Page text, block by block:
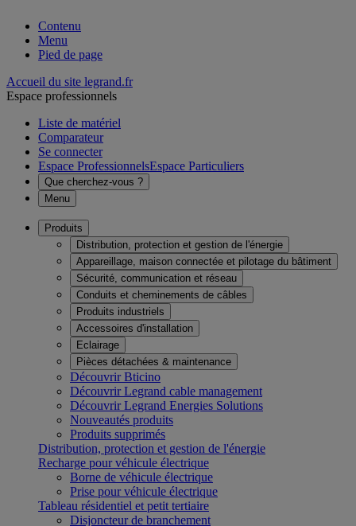
Contenu
Menu
Pied de page
Accueil du site legrand.fr
Espace professionnels
Liste de matériel
Comparateur
Se connecter
Espace ProfessionnelsEspace Particuliers
Que cherchez-vous ?
Menu
Produits
Distribution, protection et gestion de l'énergie
Appareillage, maison connectée et pilotage du bâtiment
Sécurité, communication et réseau
Conduits et cheminements de câbles
Produits industriels
Accessoires d'installation
Eclairage
Pièces détachées & maintenance
Découvrir Bticino
Découvrir Legrand cable management
Découvrir Legrand Energies Solutions
Nouveautés produits
Produits supprimés
Distribution, protection et gestion de l'énergie
Recharge pour véhicule électrique
Borne de véhicule électrique
Prise pour véhicule électrique
Tableau résidentiel et petit tertiaire
Disjoncteur de branchement